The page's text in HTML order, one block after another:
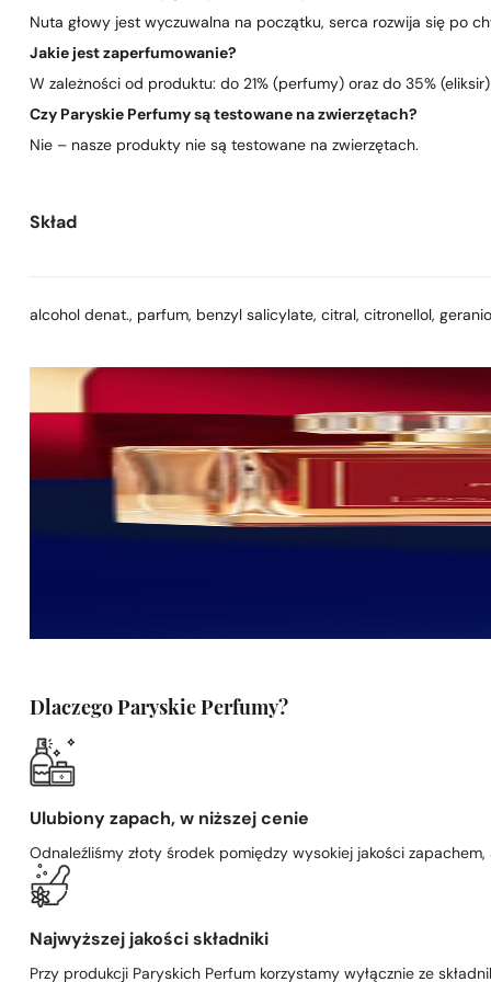
Nuta głowy jest wyczuwalna na początku, serca rozwija się po
Jakie jest zaperfumowanie?
W zależności od produktu: do 21% (perfumy) oraz do 35%
Czy Paryskie Perfumy są testowane na zwierzętach?
Nie – nasze produkty nie są testowane na zwierzętach.
Skład
alcohol denat., parfum, benzyl salicylate, citral, citronellol,
Dlaczego Paryskie Perfumy?
Ulubiony zapach, w niższej cenie
Odnaleźliśmy złoty środek pomiędzy wysokiej jakości
Najwyższej jakości składniki
Przy produkcji Paryskich Perfum korzystamy wyłącznie ze